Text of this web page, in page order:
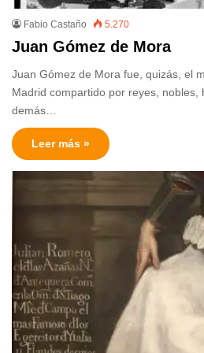
Fabio Castaño 5.270
Juan Gómez de Mora
Juan Gómez de Mora fue, quizás, el
Madrid compartido por reyes, nobles,
demás…
Leer más »